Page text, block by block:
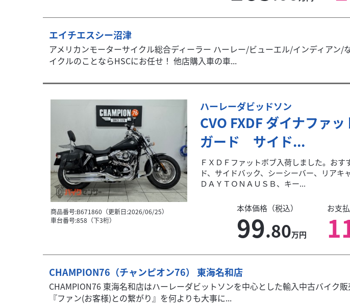
エイチエスシー沼津
アメリカンモーターサイクル総合ディーラー ハーレー/ビューエル/インディアン/
イクルのことならHSCにお任せ！ 他店購入車の車...
商品番号:B671860（更新日:2026/06/25）
車台番号:858（下3桁）
ハーレーダビッドソン
CVO FXDF ダイナファ
ガード サイド...
ＦＸＤＦファットボブ入荷しました。お
ド、サイドバック、シーシーバー、リアキ
ＤＡＹＴＯＮＡＵＳＢ、キー...
本体価格（税込）
99.80万円
お支
CHAMPION76（チャンピオン76） 東海名和店
CHAMPION76 東海名和店はハーレーダビットソンを中心とした輸入中古バイク
『ファン(お客様)との繋がり』を何よりも大事に...